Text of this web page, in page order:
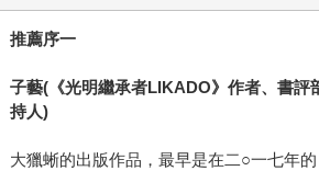
推薦序一
子藝(《光明繼承者LIKADO》作者、書評
持人)
大獵蜥的出版作品，最早是在二○一七年